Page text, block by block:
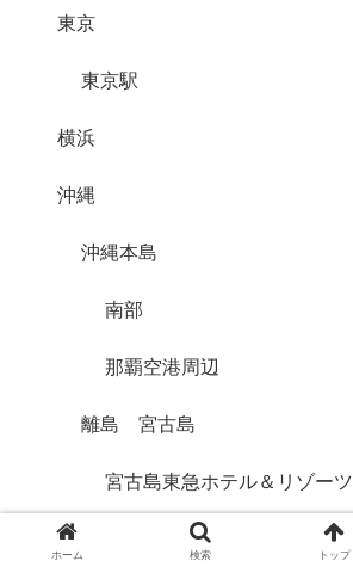
東京
東京駅
横浜
沖縄
沖縄本島
南部
那覇空港周辺
離島 宮古島
宮古島東急ホテル＆リゾーツ
離島 小浜島
ホーム 検索 トップ